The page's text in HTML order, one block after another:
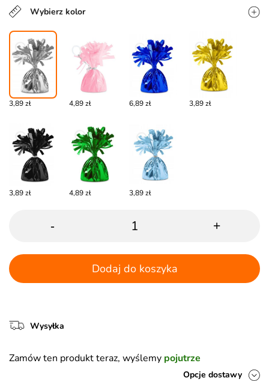
Wybierz kolor
3,89 zł 4,89 zł 6,89 zł 3,89 zł
3,89 zł 4,89 zł 3,89 zł
- +
Dodaj do koszyka
Wysyłka
Zamów ten produkt teraz, wyślemy pojutrze
Opcje dostawy